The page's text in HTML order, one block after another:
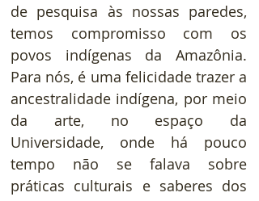
de pesquisa às nossas paredes,
temos compromisso com os
povos indígenas da Amazônia.
Para nós, é uma felicidade trazer a
ancestralidade indígena, por meio
da arte, no espaço da
Universidade, onde há pouco
tempo não se falava sobre
práticas culturais e saberes dos